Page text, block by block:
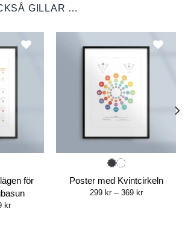
GILLAR …
för
krPrice
Poster med Kvintcirkeln
299 kr – 369 krPrice